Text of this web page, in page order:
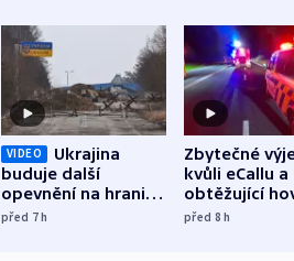
VIDEO
Ukrajina
buduje další
opevnění na hranici
s Běloruskem
před 7h
Zbytečné
kvůli eCallu a
obtěžující
zdržují
před 8h